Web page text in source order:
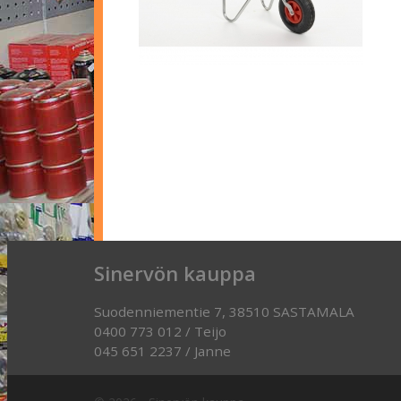
Sinervön kauppa
Suodenniementie 7, 38510 SASTAMALA
0400 773 012 / Teijo
045 651 2237 / Janne